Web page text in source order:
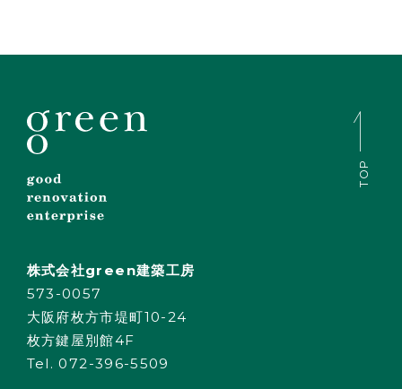
株式会社green建築工房
573-0057
大阪府枚方市堤町10-24
枚方鍵屋別館4F
Tel. 072-396-5509
TOP